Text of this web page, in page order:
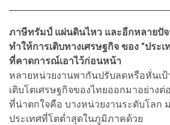
ภาษีทรัมป์ แผ่นดินไหว และอีกหลายปัจ
ทำให้การเติบทางเศรษฐกิจ ของ "ประ
ที่คาดการณ์เอาไว้ก่อนหน้า
หลายหน่วยงานพากันปรับลดหรือหั่นเป้
เติบโตเศรษฐกิจของไทยออกมาอย่างต่
ที่น่าตกใจคือ บางหน่วยงานระดับโลก
ประเทศที่โตต่ำสุดในภูมิภาคด้วย